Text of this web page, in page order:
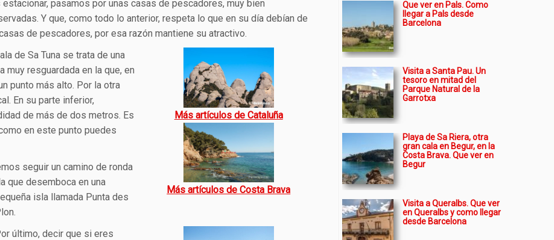
estacionar, pasamos por unas casas de pescadores, muy bien
Y que, como todo lo anterior, respeta lo que en su día debían de
de pescadores, por esa razón mantiene su atractivo.
Más artículos de Cataluña
Más artículos de Costa Brava
de Sa Tuna se trata de una
muy resguardada en la que, en
punto más alto. Por la otra
En su parte inferior,
de más de dos metros. Es
en este punto puedes
seguir un camino de ronda
que desemboca en una
isla llamada Punta des
último, decir que si eres
Que ver en Pals. Como
llegar a Pals desde
Barcelona
Visita a Santa Pau. Un
tesoro en mitad del
Parque Natural de la
Garrotxa
Playa de Sa Riera, otra
gran cala en Begur, en la
Costa Brava. Que ver en
Begur
Visita a Queralbs. Que ver
en Queralbs y como llegar
desde Barcelona